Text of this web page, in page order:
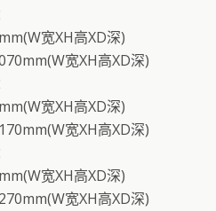
宽XH高XD深)
宽XH高XD深)
宽XH高XD深)
宽XH高XD深)
宽XH高XD深)
宽XH高XD深)